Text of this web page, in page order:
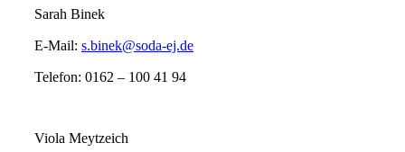
Sarah Binek
E‑Mail: s.binek@soda-ej.de
Telefon: 0162 – 100 41 94
Viola Meytzeich